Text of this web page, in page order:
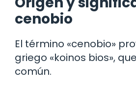
cenobio
El término «cenobio»
griego «koinos bios»,
común.